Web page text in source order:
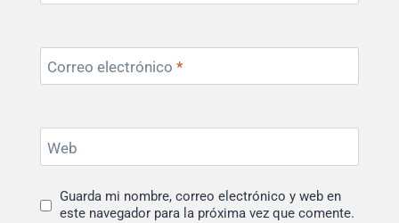
Correo electrónico*
Web
Guarda mi nombre, correo electrónico y web en
este navegador para la próxima vez que comente.